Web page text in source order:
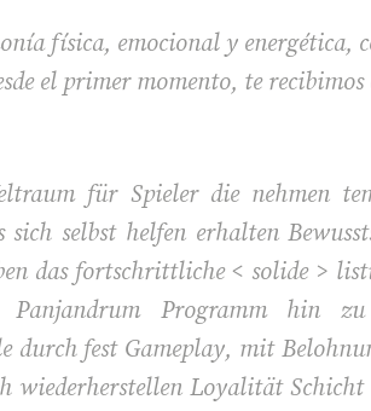
física, emocional y energética,
el primer momento, te recibimos
für Spieler die nehmen
selbst helfen erhalten
das fortschrittliche < solide >
Panjandrum Programm hin
fest Gameplay, mit
Loyalität